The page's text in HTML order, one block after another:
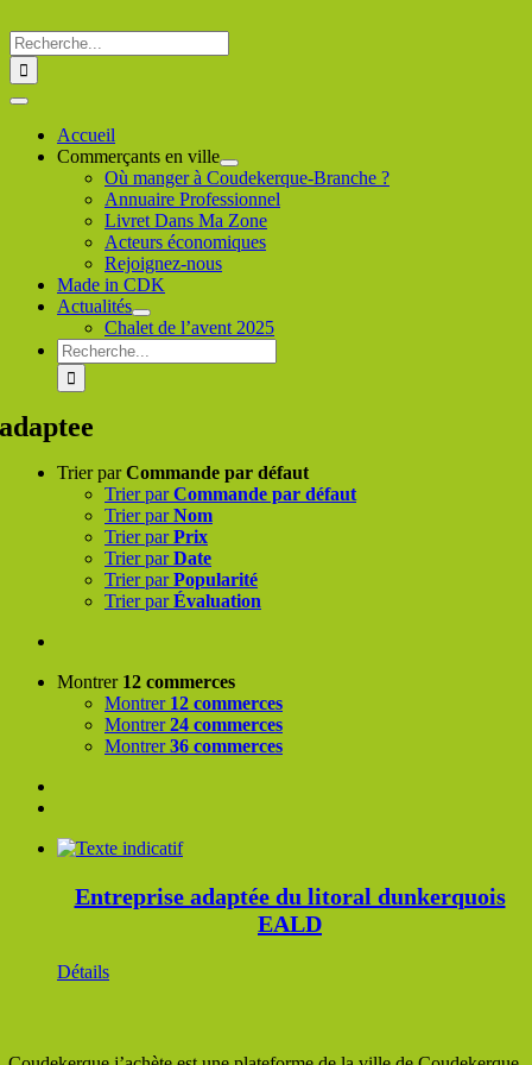
au
contenu
Rechercher
:
Toggle
NavigationAccueil
Commerçants en ville
Où manger à Coudekerque-Branche ?
Annuaire Professionnel
Livret Dans Ma Zone
Acteurs économiques
Rejoignez-nous
Made in CDK
Actualités
Chalet de l’avent 2025
Rechercher
:
adaptee
Trier parCommande par défaut
Trier parCommande par défaut
Trier parNom
Trier parPrix
Trier parDate
Trier parPopularité
Trier parÉvaluation
Montrer 12 commerces
Montrer 12 commerces
Montrer24 commerces
Montrer36 commerces
Entreprise adaptée du litoral dunkerquois
EALD
Détails